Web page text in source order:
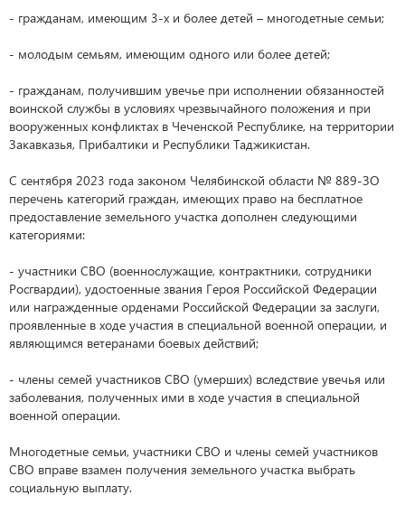
- гражданам, имеющим 3-х и более детей – многодетные семьи;
- молодым семьям, имеющим одного или более детей;
- гражданам, получившим увечье при исполнении обязанностей
воинской службы в условиях чрезвычайного положения и при
вооруженных конфликтах в Чеченской Республике, на территории
Закавказья, Прибалтики и Республики Таджикистан.
С сентября 2023 года законом Челябинской области № 889-ЗО
перечень категорий граждан, имеющих право на бесплатное
предоставление земельного участка дополнен следующими
категориями:
- участники СВО (военнослужащие, контрактники, сотрудники
Росгвардии), удостоенные звания Героя Российской Федерации
или награжденные орденами Российской Федерации за заслуги,
проявленные в ходе участия в специальной военной операции, и
являющимся ветеранами боевых действий;
- члены семей участников СВО (умерших) вследствие увечья или
заболевания, полученных ими в ходе участия в специальной
военной операции.
Многодетные семьи, участники СВО и члены семей участников
СВО вправе взамен получения земельного участка выбрать
социальную выплату.